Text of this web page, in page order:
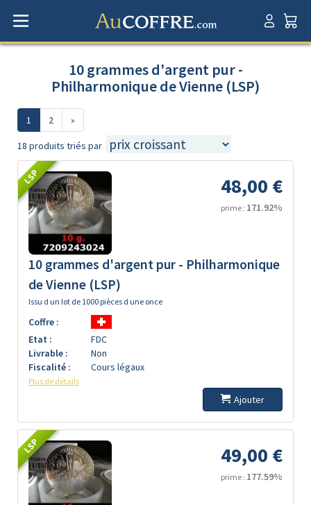
10 grammes d'argent pur -
Philharmonique de Vienne (LSP)
1 2 »
18 produits triés par
LSP 48,00 €
prime : 171.92%
10 grammes d'argent pur - Philharmonique
de Vienne (LSP)
Issu d un lot de 1000 pièces d une once
Coffre :
Etat :
FDC
Livrable :
Non
Fiscalité :
Cours légaux
Plus de détails
Ajouter
LSP 49,00 €
prime : 177.59%